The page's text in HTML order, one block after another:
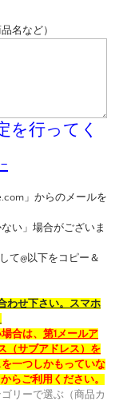
名など）
を行ってく
」からのメールを
い」場合がございま
て@以下をコピー＆
わせ下さい。スマホ
合は、 第1メールア
（サブアドレス）を
一つしかもっていな
らご利用ください。
ゴリーで選ぶ（商品カ